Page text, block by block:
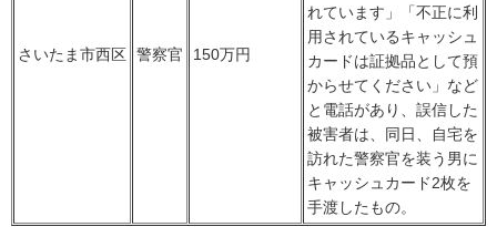
さいたま市西区 警察官 150万円
れています」「不正に利
用されているキャッシュ
カードは証拠品として預
からせてください」など
と電話があり、誤信した
被害者は、同日、自宅を
訪れた警察官を装う男に
キャッシュカード2枚を
手渡したもの。